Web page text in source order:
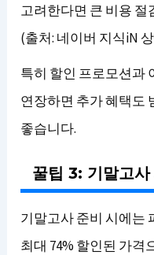
고려한다면 큰 비용 절
(출처: 네이버 지식iN
특히 할인 프로모션과
연장하면 추가 혜택도
좋습니다.
꿀팁 3: 기말고
기말고사 준비 시에는
최대 74% 할인된 가격